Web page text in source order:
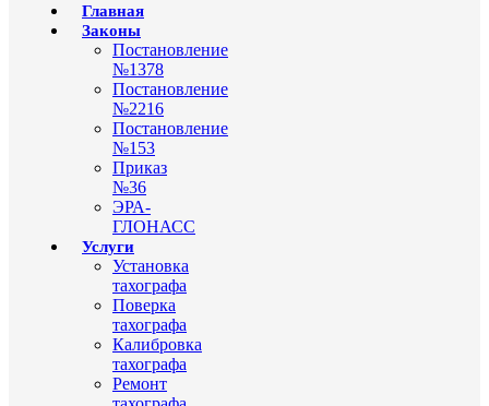
Главная
Законы
Постановление
№1378
Постановление
№2216
Постановление
№153
Приказ
№36
ЭРА-
ГЛОНАСС
Услуги
Установка
тахографа
Поверка
тахографа
Калибровка
тахографа
Ремонт